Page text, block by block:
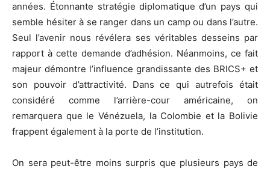
années. Étonnante stratégie diplomatique d’un pays qui
semble hésiter à se ranger dans un camp ou dans l’autre.
Seul l’avenir nous révélera ses véritables desseins par
rapport à cette demande d’adhésion. Néanmoins, ce fait
majeur démontre l’influence grandissante des BRICS+ et
son pouvoir d’attractivité. Dans ce qui autrefois était
considéré comme l’arrière-cour américaine, on
remarquera que le Vénézuela, la Colombie et la Bolivie
frappent également à la porte de l’institution.
On sera peut-être moins surpris que plusieurs pays de